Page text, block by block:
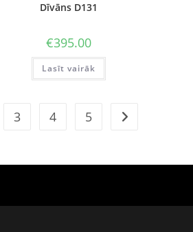
Dīvāns D131
€395.00
Lasīt vairāk
3 4 5